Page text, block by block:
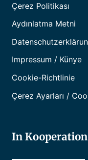
Çerez Politikası
Aydınlatma Metni
Impressum / Künye
Cookie-Richtlinie
Çerez Ayarları /
In